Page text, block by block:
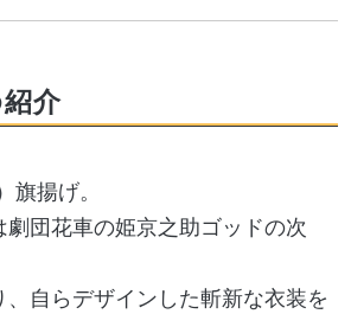
紹介
旗揚げ。
劇団花車の姫京之助ゴッドの次
、自らデザインした斬新な衣装を